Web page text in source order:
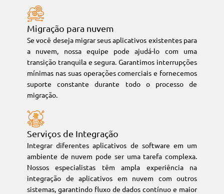
Migração para nuvem
Se você deseja migrar seus aplicativos existentes para
a nuvem, nossa equipe pode ajudá-lo com uma
transição tranquila e segura. Garantimos interrupções
mínimas nas suas operações comerciais e fornecemos
suporte constante durante todo o processo de
migração.
Serviços de Integração
Integrar diferentes aplicativos de software em um
ambiente de nuvem pode ser uma tarefa complexa.
Nossos especialistas têm ampla experiência na
integração de aplicativos em nuvem com outros
sistemas, garantindo fluxo de dados contínuo e maior